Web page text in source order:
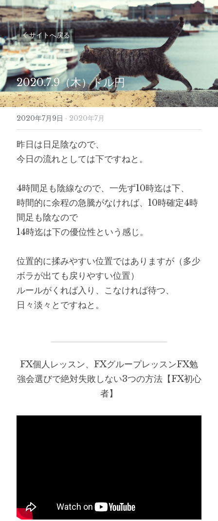
サイトへ戻る
2020.7.9（木）ドル円
2020年7月9日 · 2020年7月
昨日は日足陰なので、
今日の流れとしては下ですねと。
4時間足も陰線なので、一先ず10時迄は下、
時間的に余程の急騰がなければ、10時確定4時
間足も陰なので
14時迄は下の優位性という感じ。
位置的に揉みやすい位置ではありますが（多少
ボラが出ても戻りやすい位置）
ルールがくれば入り、こなければ待つ、
日々淡々とですねと。
FX個人レッスン、FXグループレッスンFX勉
強会選びで絶対失敗しない3つの方法【FX初心
者】